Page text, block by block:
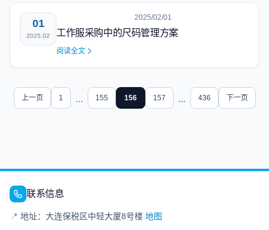
01
2025.02
2025/02/01
工作服采购中的尺码管理方案
阅读全文
上一页 1 ... 155 156 157 ... 436 下一页
联系信息
📍 地址：大连保税区中轻大厦8号楼 地图